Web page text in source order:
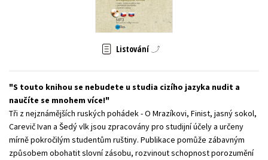
Zahraniční literatura
Všechny tituly
Listování
S touto knihou se nebudete u studia cizího jazyka nudit a
naučíte se mnohem více!
Tři z nejznámějších ruských pohádek - O Mrazíkovi, Finist, jasný sokol,
Carevič Ivan a Šedý vlk jsou zpracovány pro studijní účely a určeny
mírně pokročilým studentům ruštiny. Publikace pomůže zábavným
způsobem obohatit slovní zásobu, rozvinout schopnost porozumění